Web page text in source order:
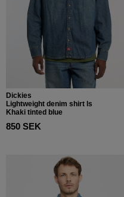
Dickies
Lightweight denim shirt ls
Khaki tinted blue
850 SEK